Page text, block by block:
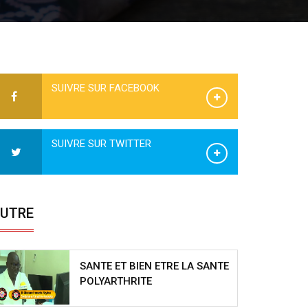
SUIVRE SUR FACEBOOK
SUIVRE SUR TWITTER
SANTE ET BIEN ETRE LA SANTE
POLYARTHRITE